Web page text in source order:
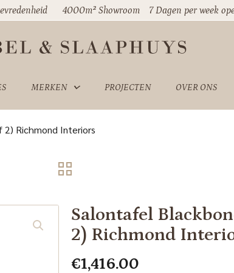
4000m² Showroom 7 Dagen per week
MERKEN PROJECTEN OVER ONS
2) Richmond Interiors
Salontafel
2) Richmond
€1,416.00